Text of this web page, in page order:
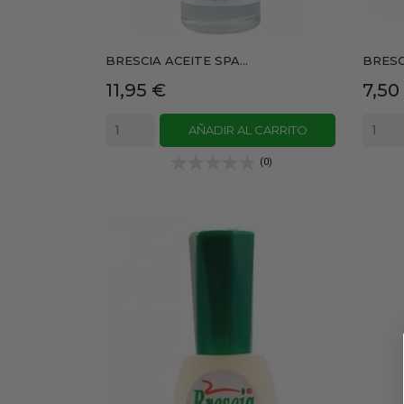
BRESCIA ACEITE SPA...
Precio
11,95 €
AÑADIR AL CARRITO
(0)